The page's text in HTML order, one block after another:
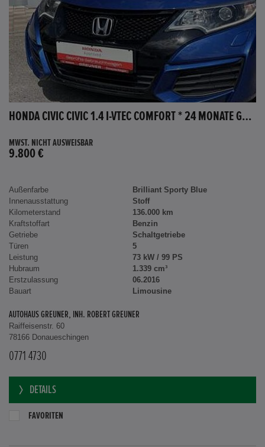
HONDA CIVIC CIVIC 1.4 I-VTEC COMFORT * 24 MONATE GARANTIE *
MWST. NICHT AUSWEISBAR
9.800 €
Außenfarbe
Brilliant Sporty Blue
Innenausstattung
Stoff
Kilometerstand
136.000 km
Kraftstoffart
Benzin
Getriebe
Schaltgetriebe
Türen
5
Leistung
73 kW / 99 PS
Hubraum
1.339 cm³
Erstzulassung
06.2016
Bauart
Limousine
AUTOHAUS GREUNER, INH. ROBERT GREUNER
Raiffeisenstr. 60
78166 Donaueschingen
0771 4730
DETAILS
FAVORITEN